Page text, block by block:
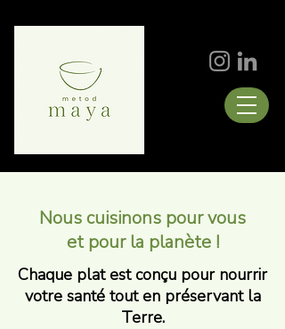
Nous cuisinons pour vous
et pour la planète !
Chaque plat est conçu pour nourrir
votre santé tout en préservant la
Terre.